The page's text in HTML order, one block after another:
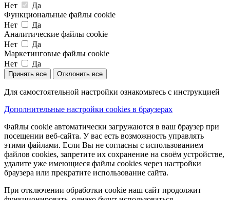
Нет
Да
Функциональные файлы cookie
Нет
Да
Аналитические файлы cookie
Нет
Да
Маркетинговые файлы cookie
Нет
Да
Принять все Отклонить все
Для самостоятельной настройки ознакомьтесь с инструкцией
Дополнительные настройки cookies в браузерах
Файлы cookie автоматически загружаются в ваш браузер при
посещении веб-сайта. У вас есть возможность управлять
этими файлами. Если Вы не согласны с использованием
файлов cookies, запретите их сохранение на своём устройстве,
удалите уже имеющиеся файлы cookies через настройки
браузера или прекратите использование сайта.
При отключении обработки cookie наш сайт продолжит